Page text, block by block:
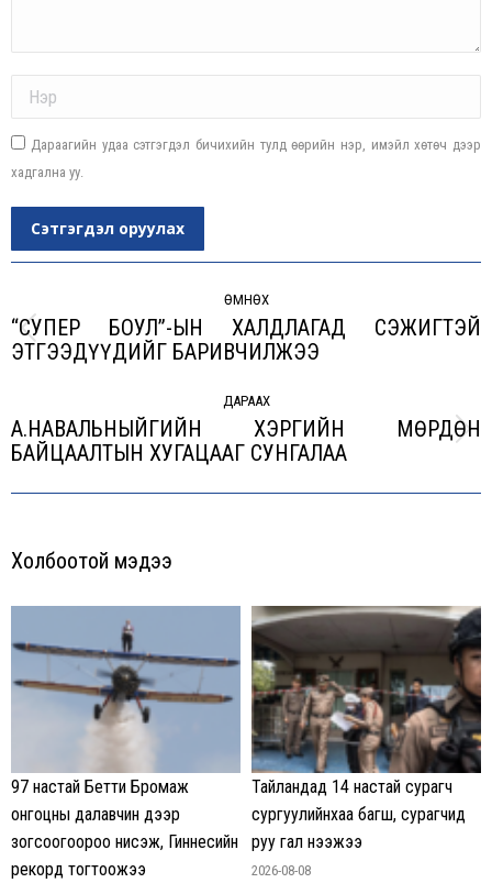
Дараагийн удаа сэтгэгдэл бичихийн тулд өөрийн нэр, имэйл хөтөч дээр
хадгална уу.
Сэтгэгдэл оруулах
ӨМНӨХ
Previous
“СУПЕР БОУЛ”-ЫН ХАЛДЛАГАД СЭЖИГТЭЙ
ЭТГЭЭДҮҮДИЙГ БАРИВЧИЛЖЭЭ
ДАРААХ
Next
А.НАВАЛЬНЫЙГИЙН ХЭРГИЙН МӨРДӨН
БАЙЦААЛТЫН ХУГАЦААГ СУНГАЛАА
Холбоотой мэдээ
97 настай Бетти Бромаж
онгоцны далавчин дээр
зогсоогоороо нисэж, Гиннесийн
рекорд тогтоожээ
Тайландад 14 настай сурагч
сургуулийнхаа багш, сурагчид
руу гал нээжээ
2026-08-08